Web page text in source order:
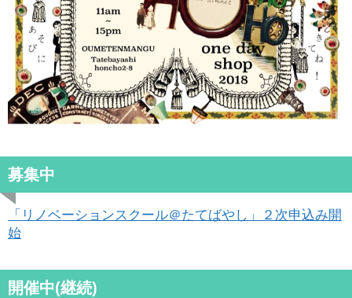
募集中
「リノベーションスクール＠たてばやし」２次申込み開
始
開催中(継続)